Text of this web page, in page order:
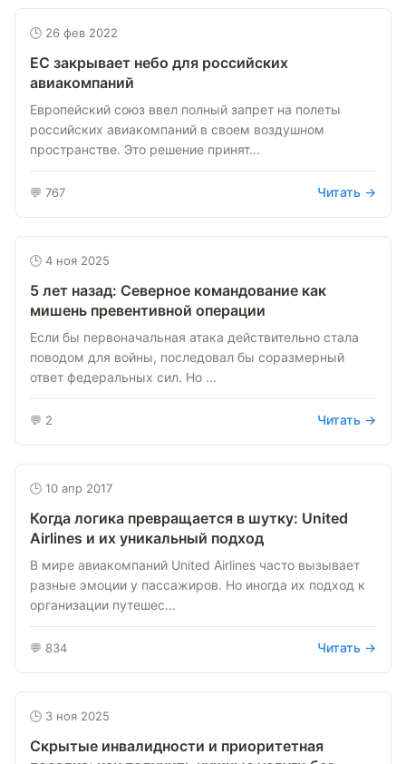
🕒 26 фев 2022
ЕС закрывает небо для российских
авиакомпаний
Европейский союз ввел полный запрет на полеты
российских авиакомпаний в своем воздушном
пространстве. Это решение принят...
💬 767 Читать →
🕒 4 ноя 2025
5 лет назад: Северное командование как
мишень превентивной операции
Если бы первоначальная атака действительно стала
поводом для войны, последовал бы соразмерный
ответ федеральных сил. Но ...
💬 2 Читать →
🕒 10 апр 2017
Когда логика превращается в шутку: United
Airlines и их уникальный подход
В мире авиакомпаний United Airlines часто вызывает
разные эмоции у пассажиров. Но иногда их подход к
организации путешес...
💬 834 Читать →
🕒 3 ноя 2025
Скрытые инвалидности и приоритетная